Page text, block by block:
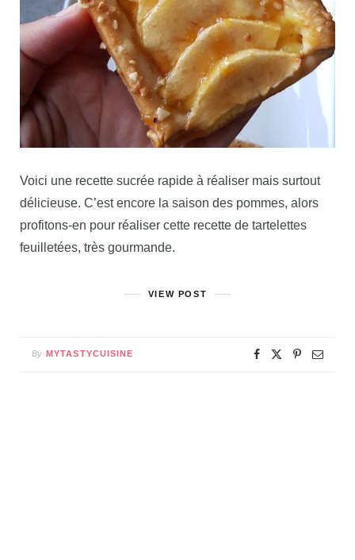
Voici une recette sucrée rapide à réaliser mais surtout
délicieuse. C’est encore la saison des pommes, alors
profitons-en pour réaliser cette recette de tartelettes
feuilletées, très gourmande.
VIEW POST
By MYTASTYCUISINE